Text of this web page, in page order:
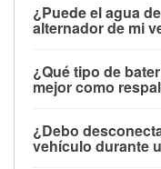
alimentar
limitado, pero el
contar con un
cortes prolongados.
¿Puede el agua
alternador de mi
parte baja del
dañarse si se
días después de la
¿Qué tipo de
mejor como
para aplicaciones
selladas,
¿Debo
vehículo durante